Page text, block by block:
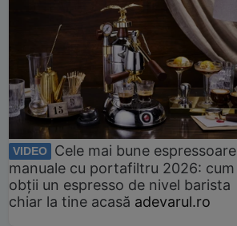
VIDEO
Cele mai bune espressoare
manuale cu portafiltru 2026: cum
obții un espresso de nivel barista
chiar la tine acasă adevarul.ro